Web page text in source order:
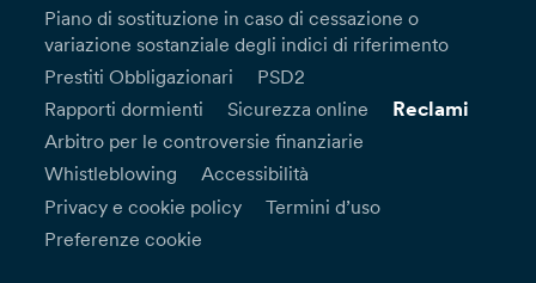
Piano di sostituzione in caso di cessazione o
variazione sostanziale degli indici di riferimento
Prestiti Obbligazionari
PSD2
Rapporti dormienti
Sicurezza online Reclami
Arbitro per le controversie finanziarie
Whistleblowing
Accessibilità
Privacy e cookie policy
Termini d’uso
Preferenze cookie